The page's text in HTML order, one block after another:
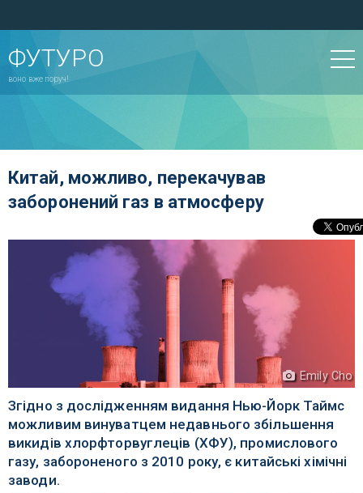
ФУТУРО
воно вже поруч!
Китай, можливо, перекачував
заборонений газ в атмосферу
Emily Cho
Згідно з дослідженням видання Нью-Йорк Таймс
можливим винуватцем недавнього збільшення
викидів хлорфторвуглеців (ХФУ), промислового
газу, забороненого з 2010 року, є китайські хімічні
заводи.